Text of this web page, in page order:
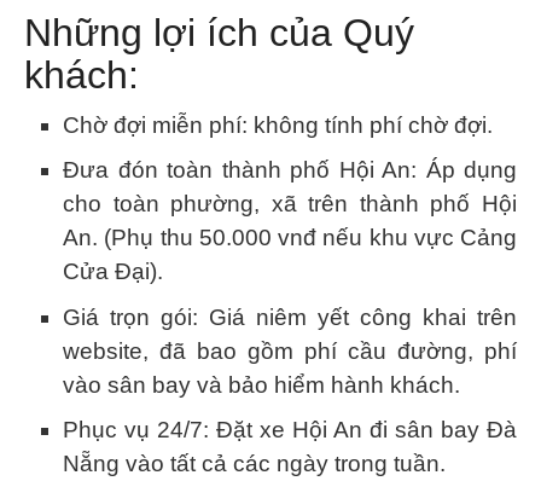
Những lợi ích của Quý
khách:
Chờ đợi miễn phí: không tính phí chờ đợi.
Đưa đón toàn thành phố Hội An: Áp dụng
cho toàn phường, xã trên thành phố Hội
An. (Phụ thu 50.000 vnđ nếu khu vực Cảng
Cửa Đại).
Giá trọn gói: Giá niêm yết công khai trên
website, đã bao gồm phí cầu đường, phí
vào sân bay và bảo hiểm hành khách.
Phục vụ 24/7: Đặt xe Hội An đi sân bay Đà
Nẵng vào tất cả các ngày trong tuần.